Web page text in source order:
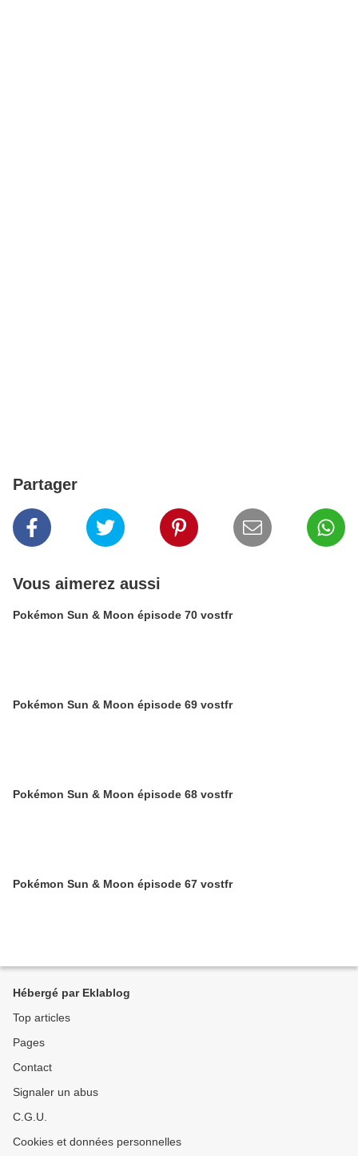
Partager
Vous aimerez aussi
Pokémon Sun & Moon épisode 70 vostfr
Pokémon Sun & Moon épisode 69 vostfr
Pokémon Sun & Moon épisode 68 vostfr
Pokémon Sun & Moon épisode 67 vostfr
Hébergé par Eklablog
Top articles
Pages
Contact
Signaler un abus
C.G.U.
Cookies et données personnelles